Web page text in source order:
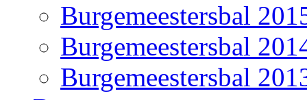
Burgemeestersbal
Burgemeestersbal
Burgemeestersbal